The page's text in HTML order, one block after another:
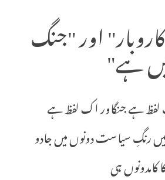
اور "جنگ ہے"
لفظ ہے جنگاور اک لفظ ہے
رنگِ سیاست دونوں میں جادو
کامدونوں ہی